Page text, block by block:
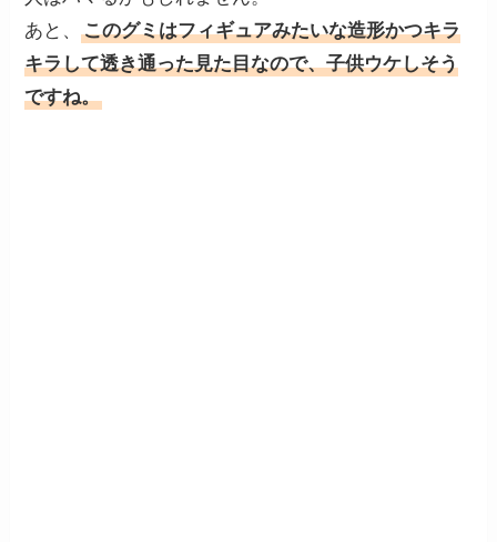
あと、このグミはフィギュアみたいな造形かつキラ
キラして透き通った見た目なので、子供ウケしそう
ですね。